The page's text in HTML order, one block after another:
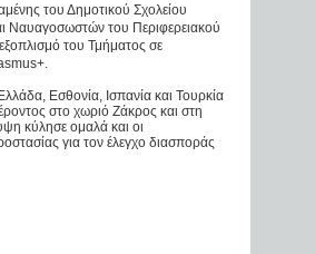
του Δημοτικού Σχολείου
Ναυαγοσωστών του Περιφερειακού
του Τμήματος σε
Εσθονία, Ισπανία και Τουρκία
στο χωριό Ζάκρος και στη
κύλησε ομαλά και οι
για τον έλεγχο διασποράς